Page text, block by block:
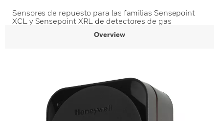
Sensores de repuesto para las familias Sensepoint
XCL y Sensepoint XRL de detectores de gas
Overview